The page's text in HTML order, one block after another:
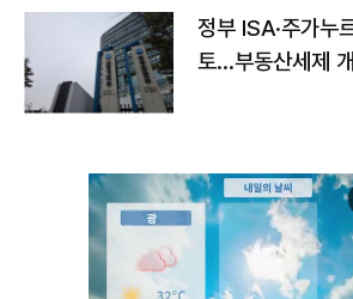
정부 ISA·주가누
토…부동산세제